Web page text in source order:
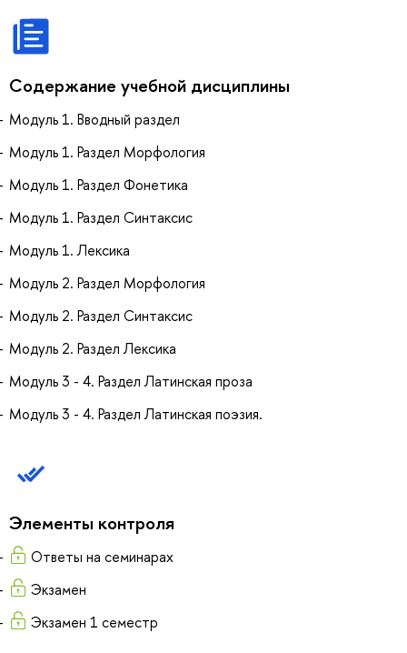
Содержание учебной дисциплины
Модуль 1. Вводный раздел
Модуль 1. Раздел Морфология
Модуль 1. Раздел Фонетика
Модуль 1. Раздел Синтаксис
Модуль 1. Лексика
Модуль 2. Раздел Морфология
Модуль 2. Раздел Синтаксис
Модуль 2. Раздел Лексика
Модуль 3 - 4. Раздел Латинская проза
Модуль 3 - 4. Раздел Латинская поэзия.
Элементы контроля
Ответы на семинарах
Экзамен
Экзамен 1 семестр